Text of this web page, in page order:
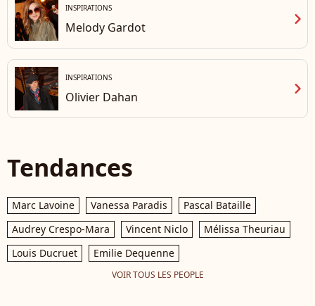
INSPIRATIONS
Melody Gardot chevron_right
INSPIRATIONS
Olivier Dahan chevron_right
Tendances
Marc Lavoine Vanessa Paradis
Pascal Bataille
Audrey Crespo-Mara
Vincent Niclo
Mélissa Theuriau
Louis Ducruet
Emilie Dequenne
VOIR TOUS LES PEOPLE